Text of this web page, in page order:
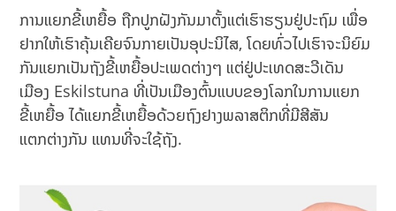
ການແຍກຂີ້ເຫຍື້ອ ຖືກປູກຝັງກັນມາຕັ້ງແຕ່ເຮົາຮຽນຢູ່ປະຖົມ ເພື່ອ
ຢາກໃຫ້ເຮົາຄຸ້ນເຄີຍຈົນກາຍເປັນອຸປະນິໄສ, ໂດຍທົ່ວໄປເຮົາຈະນິຍົມ
ກັນແຍກເປັນຖັງຂີ້ເຫຍື້ອປະເພດຕ່າງໆ ແຕ່ຢູ່ປະເທດສະວີເດັນ
ເມືອງ Eskilstuna ທີ່ເປັນເມືອງຕົ້ນແບບຂອງໂລກໃນການແຍກ
ຂີ້ເຫຍື້ອ ໄດ້ແຍກຂີ້ເຫຍື້ອດ້ວຍຖົງຢາງພລາສຕິກທີ່ມີສີສັນ
ແຕກຕ່າງກັນ ແທນທີ່ຈະໃຊ້ຖັງ.